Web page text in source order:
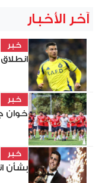
آخر الأخبار
خبر
خبر
خوان جامبر 2026..
خبر
بشأن